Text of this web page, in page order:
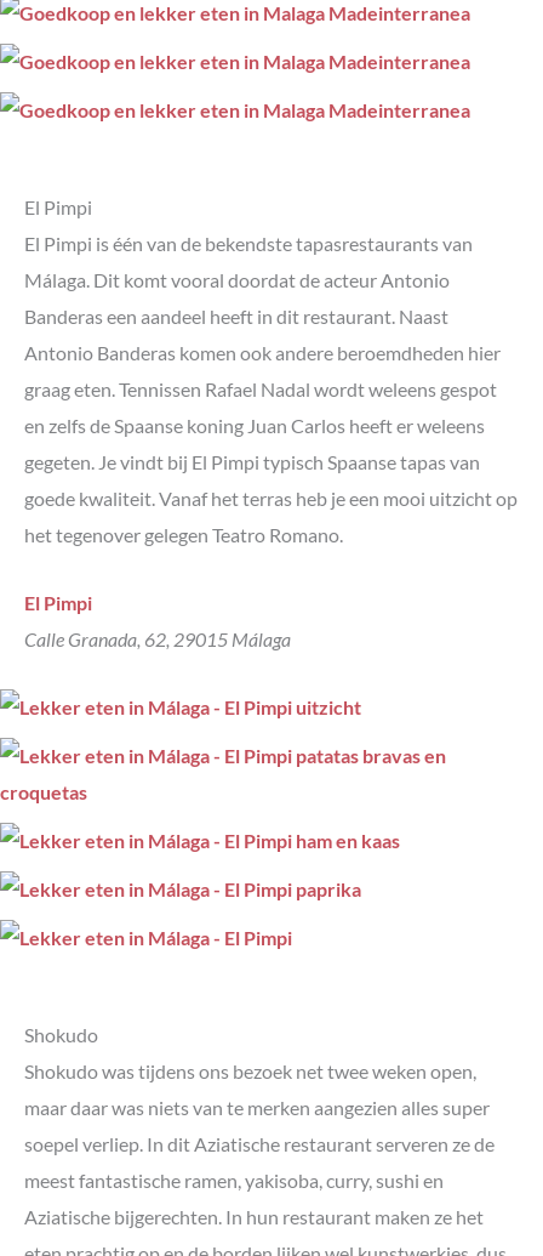
El Pimpi
El Pimpi is één van de bekendste tapasrestaurants van
Málaga. Dit komt vooral doordat de acteur Antonio
Banderas een aandeel heeft in dit restaurant. Naast
Antonio Banderas komen ook andere beroemdheden hier
graag eten. Tennissen Rafael Nadal wordt weleens gespot
en zelfs de Spaanse koning Juan Carlos heeft er weleens
gegeten. Je vindt bij El Pimpi typisch Spaanse tapas van
goede kwaliteit. Vanaf het terras heb je een mooi uitzicht op
het tegenover gelegen Teatro Romano.
El Pimpi
Calle Granada, 62, 29015 Málaga
Shokudo
Shokudo was tijdens ons bezoek net twee weken open,
maar daar was niets van te merken aangezien alles super
soepel verliep. In dit Aziatische restaurant serveren ze de
meest fantastische ramen, yakisoba, curry, sushi en
Aziatische bijgerechten. In hun restaurant maken ze het